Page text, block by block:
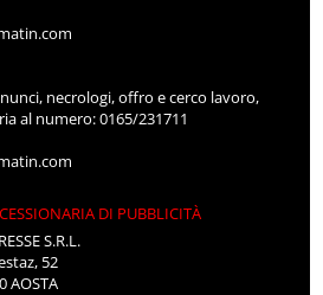
necrologi, offro e cerco lavoro,
al numero: 0165/231711
DI PUBBLICITÀ
S.R.L.
52
AOSTA